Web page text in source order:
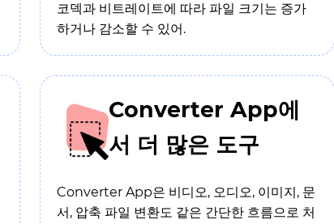
코덱과 비트레이트에 따라 파일 크기는 증가
하거나 감소할 수 있어.
Converter App에
서 더 많은 도구
Converter App은 비디오, 오디오, 이미지, 문
서, 압축 파일 변환도 같은 간단한 흐름으로 처